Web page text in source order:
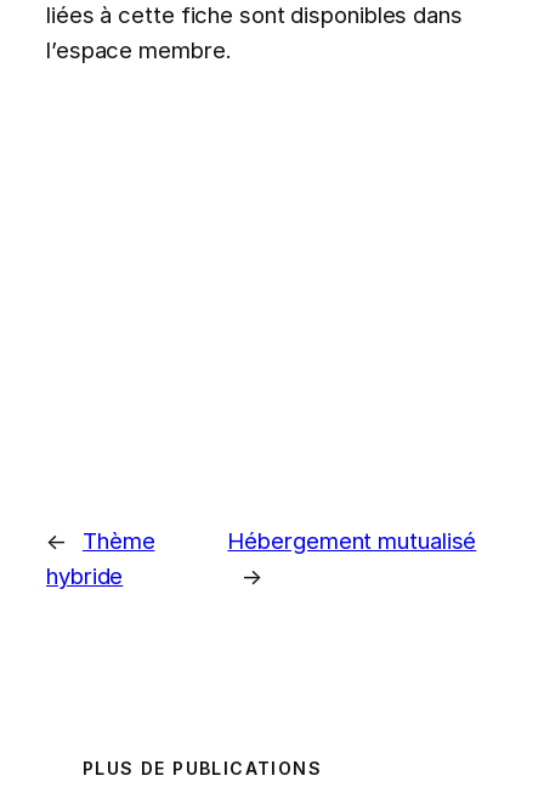
liées à cette fiche sont disponibles dans
l’espace membre.
←
Thème
hybride
Hébergement mutualisé
→
PLUS DE PUBLICATIONS